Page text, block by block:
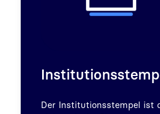
Der Institutionsstempel ist